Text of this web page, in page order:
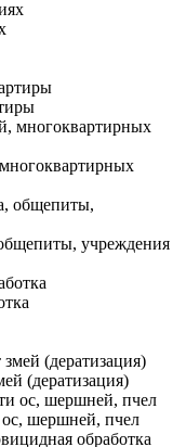
учреждения
(дератизация)
шершней, пчел